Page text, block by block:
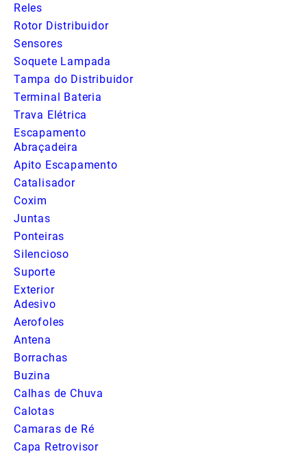
Reles
Rotor Distribuidor
Sensores
Soquete Lampada
Tampa do Distribuidor
Terminal Bateria
Trava Elétrica
Escapamento
Abraçadeira
Apito Escapamento
Catalisador
Coxim
Juntas
Ponteiras
Silencioso
Suporte
Exterior
Adesivo
Aerofoles
Antena
Borrachas
Buzina
Calhas de Chuva
Calotas
Camaras de Ré
Capa Retrovisor